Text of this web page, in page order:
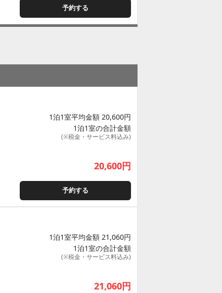
予約する
1泊1室平均金額 20,600円
1泊1室の合計金額
(※税金・サービス料込み)
20,600円
予約する
1泊1室平均金額 21,060円
1泊1室の合計金額
(※税金・サービス料込み)
21,060円